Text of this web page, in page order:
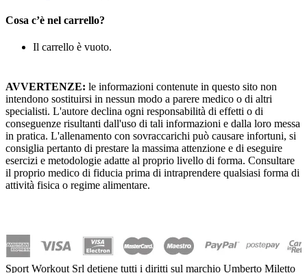
Cosa c’è nel carrello?
Il carrello è vuoto.
AVVERTENZE: le informazioni contenute in questo sito non
intendono sostituirsi in nessun modo a parere medico o di altri
specialisti. L'autore declina ogni responsabilità di effetti o di
conseguenze risultanti dall'uso di tali informazioni e dalla loro messa
in pratica. L'allenamento con sovraccarichi può causare infortuni, si
consiglia pertanto di prestare la massima attenzione e di eseguire
esercizi e metodologie adatte al proprio livello di forma. Consultare
il proprio medico di fiducia prima di intraprendere qualsiasi forma di
attività fisica o regime alimentare.
Sport Workout Srl detiene tutti i diritti sul marchio Umberto Miletto